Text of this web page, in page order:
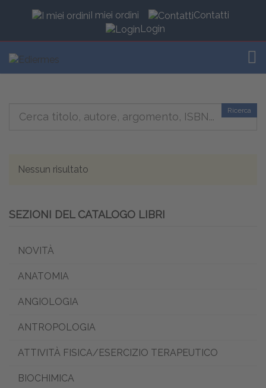
I miei ordini
Contatti
Login
Ricerca
Nessun risultato
SEZIONI DEL CATALOGO LIBRI
NOVITÀ
ANATOMIA
ANGIOLOGIA
ANTROPOLOGIA
ATTIVITÀ FISICA/ESERCIZIO TERAPEUTICO
BIOCHIMICA